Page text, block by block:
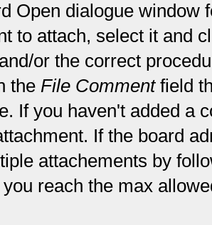
Open dialogue window
to attach, select it and
or the correct
the File Commentfield
If you haven't added a
If the board
attachements by
reach the max